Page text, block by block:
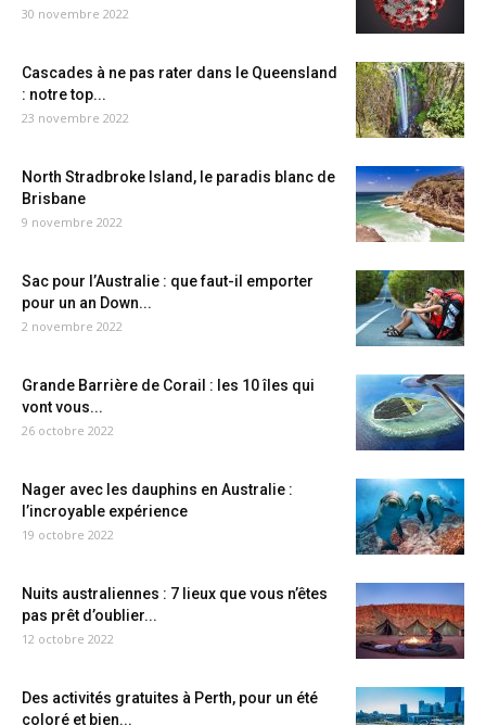
30 novembre 2022
Cascades à ne pas rater dans le Queensland
: notre top...
23 novembre 2022
North Stradbroke Island, le paradis blanc de
Brisbane
9 novembre 2022
Sac pour l’Australie : que faut-il emporter
pour un an Down...
2 novembre 2022
Grande Barrière de Corail : les 10 îles qui
vont vous...
26 octobre 2022
Nager avec les dauphins en Australie :
l’incroyable expérience
19 octobre 2022
Nuits australiennes : 7 lieux que vous n’êtes
pas prêt d’oublier...
12 octobre 2022
Des activités gratuites à Perth, pour un été
coloré et bien...